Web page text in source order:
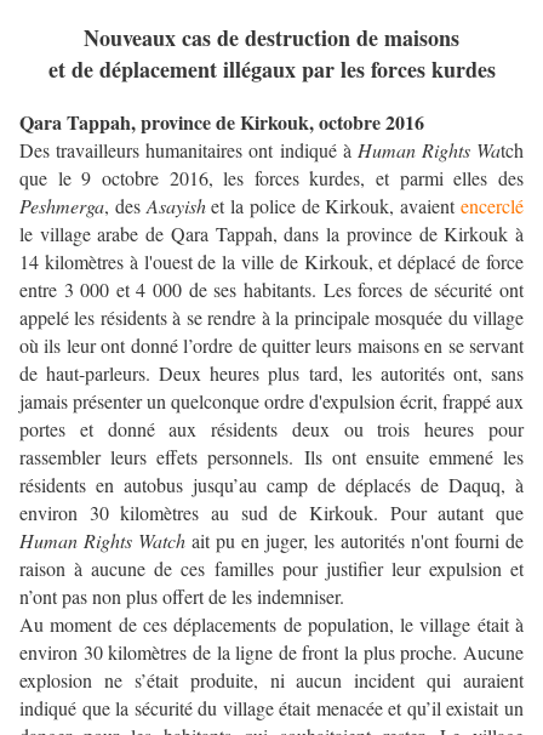
Nouveaux cas de destruction de maisons
et de déplacement illégaux par les forces kurdes
Qara Tappah, province de Kirkouk, octobre 2016
Des travailleurs humanitaires ont indiqué à Human Rights Watch
que le 9 octobre 2016, les forces kurdes, et parmi elles des
Peshmerga, des Asayishet la police de Kirkouk, avaientencerclé
le village arabe de Qara Tappah, dans la province de Kirkouk à
14 kilomètres à l'ouest de la ville de Kirkouk, et déplacé de force
entre 3 000 et 4 000 de ses habitants. Les forces de sécurité ont
appelé les résidents à se rendre à la principale mosquée du village
où ils leur ont donné l’ordre de quitter leurs maisons en se servant
de haut-parleurs. Deux heures plus tard, les autorités ont, sans
jamais présenter un quelconque ordre d'expulsion écrit, frappé aux
portes et donné aux résidents deux ou trois heures pour
rassembler leurs effets personnels. Ils ont ensuite emmené les
résidents en autobus jusqu’au camp de déplacés de Daquq, à
environ 30 kilomètres au sud de Kirkouk. Pour autant que
Human Rights Watch ait pu en juger, les autorités n'ont fourni de
raison à aucune de ces familles pour justifier leur expulsion et
n’ont pas non plus offert de les indemniser.
Au moment de ces déplacements de population, le village était à
environ 30 kilomètres de la ligne de front la plus proche. Aucune
explosion ne s’était produite, ni aucun incident qui auraient
indiqué que la sécurité du village était menacée et qu’il existait un